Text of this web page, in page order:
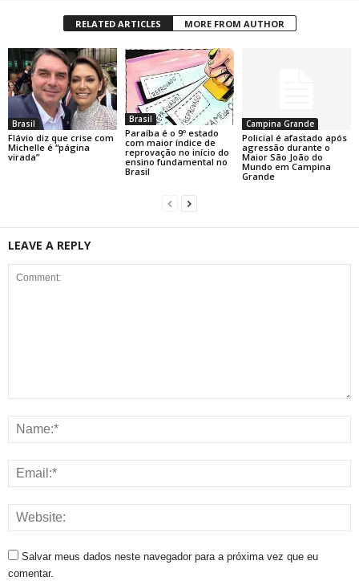
RELATED ARTICLES MORE FROM AUTHOR
Brasil
Flávio diz que crise com
Michelle é “página
virada”
Brasil
Paraíba é o 9º estado
com maior índice de
reprovação no início do
ensino fundamental no
Brasil
Campina Grande
Policial é afastado após
agressão durante o
Maior São João do
Mundo em Campina
Grande
LEAVE A REPLY
Salvar meus dados neste navegador para a próxima vez que eu
comentar.